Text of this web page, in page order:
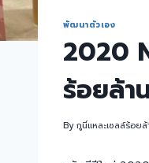
พัฒนาตัวเอง
2020
ร้อยล้า
Byกูนี่แหละเซลล์ร้อยล้